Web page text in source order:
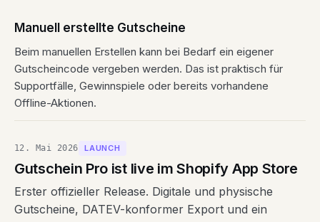
Manuell erstellte Gutscheine
Beim manuellen Erstellen kann bei Bedarf ein eigener
Gutscheincode vergeben werden. Das ist praktisch für
Supportfälle, Gewinnspiele oder bereits vorhandene
Offline-Aktionen.
12. Mai 2026 LAUNCH
Gutschein Pro ist live im Shopify App Store
Erster offizieller Release. Digitale und physische
Gutscheine, DATEV-konformer Export und ein